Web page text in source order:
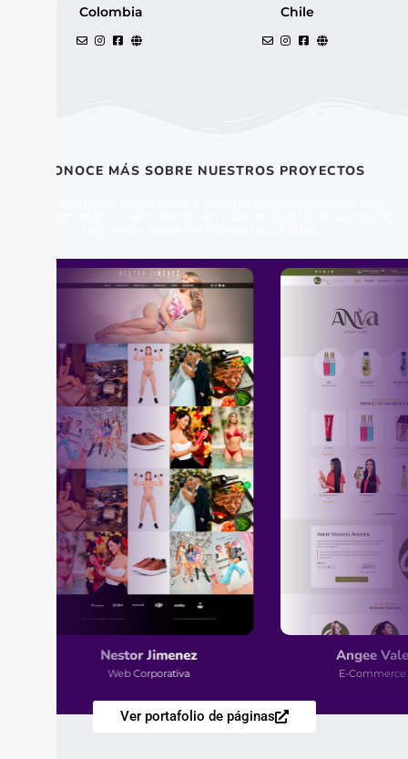
Colombia Chile
CONOCE MÁS SOBRE NUESTROS PROYECTOS
Nestor Jimenez
Web Corporativa
Angee
E-Commerce
Ver portafolio de páginas